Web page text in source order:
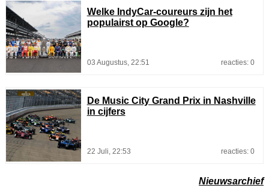
Welke IndyCar-coureurs zijn het
populairst op Google?
03 Augustus, 22:51 reacties: 0
De Music City Grand Prix in Nashville
in cijfers
22 Juli, 22:53 reacties: 0
Nieuwsarchief